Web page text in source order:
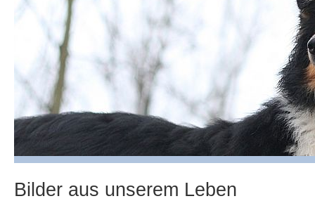
Bilder aus unserem Leben